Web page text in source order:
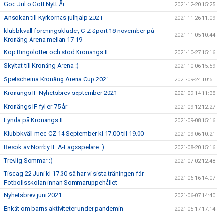
God Jul o Gott Nytt År 2021-12-20 15:25
Ansökan till Kyrkornas julhjälp 2021 2021-11-26 11:09
klubbkväll föreningskläder, C-Z Sport 18 november på
Kronäng Arena mellan 17-19
2021-11-05 10:44
Köp Bingolotter och stöd Kronängs IF 2021-10-27 15:16
Skyltat till Kronäng Arena :) 2021-10-06 15:59
Spelschema Kronäng Arena Cup 2021 2021-09-24 10:51
Kronängs IF Nyhetsbrev september 2021 2021-09-14 11:38
Kronängs IF fyller 75 år 2021-09-12 12:27
Fynda på Kronängs IF 2021-09-08 15:16
Klubbkväll med CZ 14 September kl 17.00 till 19.00 2021-09-06 10:21
Besök av Norrby IF A-Lagsspelare :) 2021-08-20 15:16
Trevlig Sommar :) 2021-07-02 12:48
Tisdag 22 Juni kl 17.30 så har vi sista träningen för
Fotbollsskolan innan Sommaruppehållet
2021-06-16 14:07
Nyhetsbrev juni 2021 2021-06-07 14:40
Enkät om barns aktiviteter under pandemin 2021-05-17 17:14